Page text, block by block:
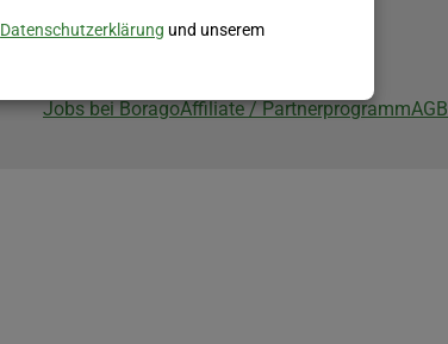
Jobs bei BoragoAffiliate / PartnerprogrammAGB
Datenschutzerklärung und unserem